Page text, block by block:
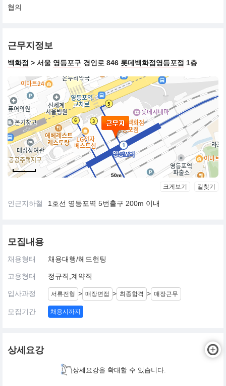
협의
근무지정보
백화점 > 서울 영등포구 경인로 846 롯데백화점영등포점 1층
50m
크게보기 길찾기
인근지하철 1호선 영등포역 5번출구 200m 이내
모집내용
채용형태 채용대행/헤드헌팅
고용형태 정규직,계약직
입사과정 서류전형 > 매장면접 > 최종합격 > 매장근무
모집기간 채용시까지
상세요강
상세요강을 확대할 수 있습니다.